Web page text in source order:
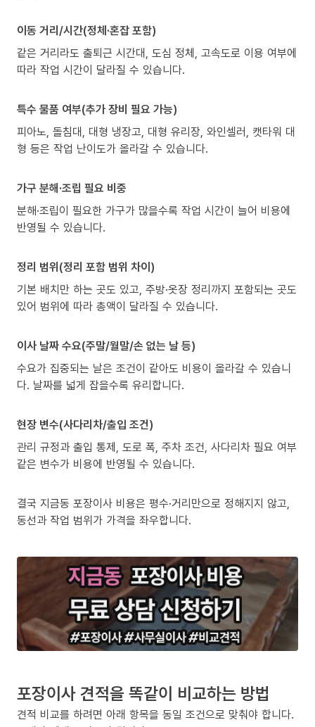
이동 거리/시간(정체·혼잡 포함)
같은 거리라도 출퇴근 시간대, 도심 정체, 고속도로 이용 여부에
따라 작업 시간이 달라질 수 있습니다.
특수 물품 여부(추가 장비 필요 가능)
피아노, 돌침대, 대형 냉장고, 대형 유리장, 와인셀러, 캣타워 대
형 등은 작업 난이도가 올라갈 수 있습니다.
가구 분해·조립 필요 비중
분해·조립이 필요한 가구가 많을수록 작업 시간이 늘어 비용에
반영될 수 있습니다.
정리 범위(정리 포함 범위 차이)
기본 배치만 하는 곳도 있고, 주방·옷장 정리까지 포함되는 곳도
있어 범위에 따라 총액이 달라질 수 있습니다.
이사 날짜 수요(주말/월말/손 없는 날 등)
수요가 집중되는 날은 조건이 같아도 비용이 올라갈 수 있습니
다. 날짜를 넓게 잡을수록 유리합니다.
현장 변수(사다리차/출입 조건)
관리 규정과 출입 통제, 도로 폭, 주차 조건, 사다리차 필요 여부
같은 변수가 비용에 반영될 수 있습니다.
결국 지금동 포장이사 비용은 평수·거리만으로 정해지지 않고,
동선과 작업 범위가 가격을 좌우합니다.
포장이사 견적을 똑같이 비교하는 방법
견적 비교를 하려면 아래 항목을 동일 조건으로 맞춰야 합니다.